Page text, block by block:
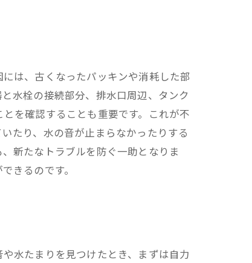
は、古くなったパッキンや消耗した部
水栓の接続部分、排水口周辺、タンク
を確認することも重要です。これが不
たり、水の音が止まらなかったりする
新たなトラブルを防ぐ一助となりま
きるのです。
水たまりを見つけたとき、まずは自力